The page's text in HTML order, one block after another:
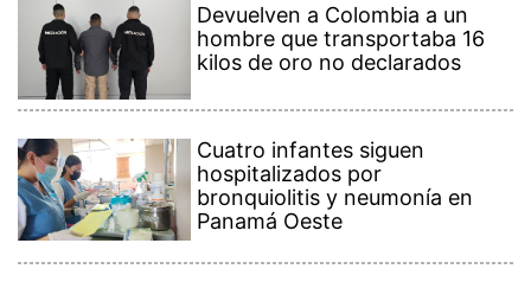
Devuelven a Colombia a un
hombre que transportaba 16
kilos de oro no declarados
Cuatro infantes siguen
hospitalizados por
bronquiolitis y neumonía en
Panamá Oeste